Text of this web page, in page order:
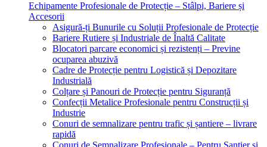
Echipamente Profesionale de Protecție – Stâlpi, Bariere și
Accesorii
Asigură-ți Bunurile cu Soluții Profesionale de Protecție
Bariere Rutiere și Industriale de Înaltă Calitate
Blocatori parcare economici și rezistenți – Previne
ocuparea abuzivă
Cadre de Protecție pentru Logistică și Depozitare
Industrială
Colțare și Panouri de Protecție pentru Siguranță
Confecții Metalice Profesionale pentru Construcții și
Industrie
Conuri de semnalizare pentru trafic și șantiere – livrare
rapidă
Conuri de Semnalizare Profesionale – Pentru Șantier și